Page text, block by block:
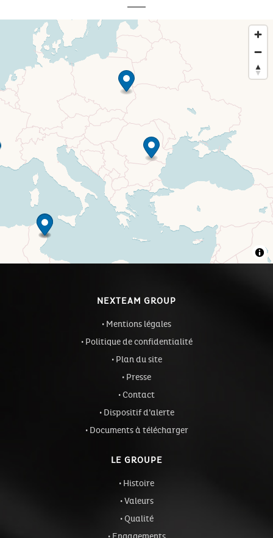
NEXTEAM GROUP
Mentions légales
Politique de confidentialité
Plan du site
Presse
Contact
Dispositif d’alerte
Documents à télécharger
LE GROUPE
Histoire
Valeurs
Qualité